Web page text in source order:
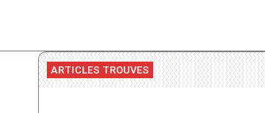
ARTICLES TROUVES